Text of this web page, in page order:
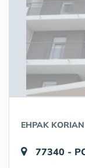
EHPAK
77340 -